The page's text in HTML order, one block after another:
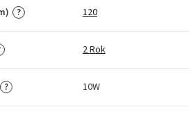
? 120
2 Rok
? 10W